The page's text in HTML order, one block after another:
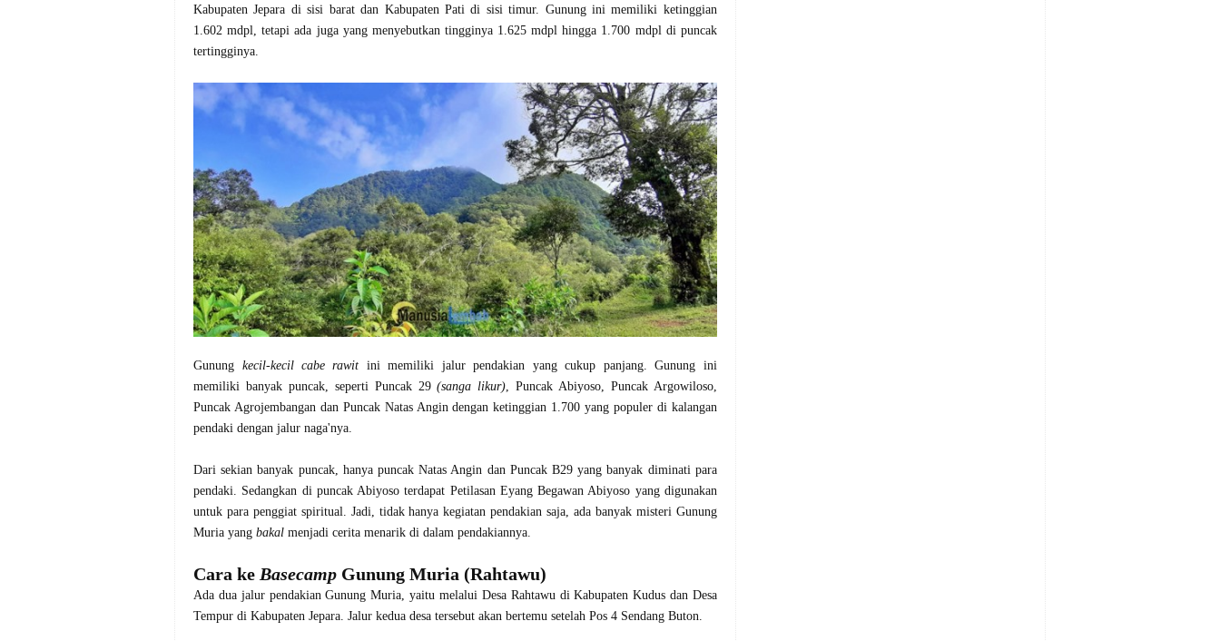
Kabupaten Jepara di sisi barat dan Kabupaten Pati di sisi timur. Gunung ini memiliki ketinggian
1.602 mdpl, tetapi ada juga yang menyebutkan tingginya 1.625 mdpl hingga 1.700 mdpl di puncak
tertingginya.
Gunung kecil-kecil cabe rawit ini memiliki jalur pendakian yang cukup panjang. Gunung ini
memiliki banyak puncak, seperti Puncak 29(sanga likur), Puncak Abiyoso, Puncak Argowiloso,
Puncak Agrojembangan dan Puncak Natas Angin dengan ketinggian 1.700 yang populer di kalangan
pendaki dengan jalur naga'nya.
Dari sekian banyak puncak, hanya puncak Natas Angin dan Puncak B29 yang banyak diminati para
pendaki. Sedangkan di puncak Abiyoso terdapat Petilasan Eyang Begawan Abiyoso yang digunakan
untuk para penggiat spiritual. Jadi, tidak hanya kegiatan pendakian saja, ada banyak misteri Gunung
Muria yang bakal menjadi cerita menarik di dalam pendakiannya.
Cara ke Basecamp Gunung Muria (Rahtawu)
Ada dua jalur pendakian Gunung Muria, yaitu melalui Desa Rahtawu di Kabupaten Kudus dan Desa
Tempur di Kabupaten Jepara. Jalur kedua desa tersebut akan bertemu setelah Pos 4 Sendang Buton.